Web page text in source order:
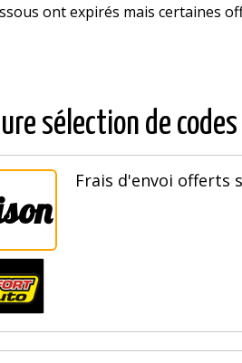
ont expirés mais certaines
sélection de
Frais d'envoi offerts